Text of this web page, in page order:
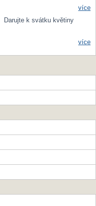
více
Darujte k svátku květiny
více